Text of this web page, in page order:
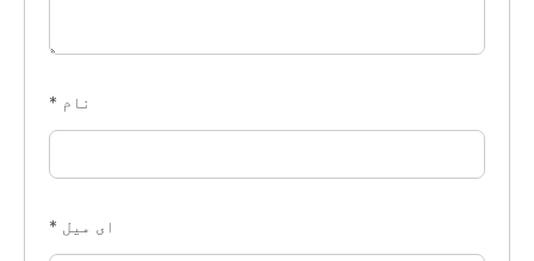
نام *
ای میل *